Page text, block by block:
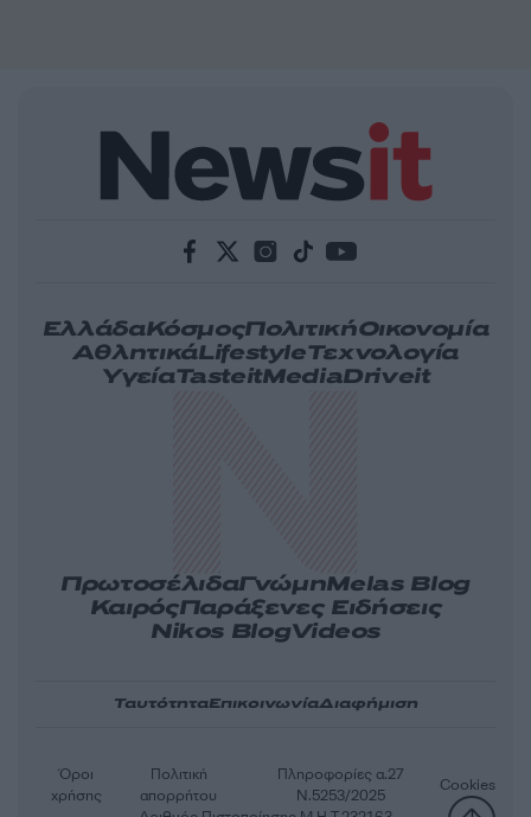
ΕλλάδαΚόσμοςΠολιτικήΟικονομία
ΑθλητικάLifestyleΤεχνολογία
ΥγείαTasteitMediaDriveit
ΠρωτοσέλιδαΓνώμηMelas Blog
ΚαιρόςΠαράξενες Ειδήσεις
Nikos BlogVideos
ΤαυτότηταΕπικοινωνίαΔιαφήμιση
Όροι
χρήσης
Πολιτική
απορρήτου
Πληροφορίες α.27
Ν.5253/2025
Cookies